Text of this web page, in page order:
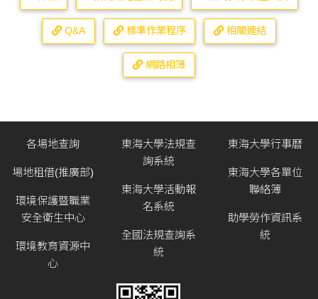
Q&A 標準作業程序 相關連結
網路相簿
各場地查詢
場地租借(推廣部)
環境保護暨職業
安全衛生中心
環境教育資源中
心
東海大學法規查
詢系統
東海大學活動報
名系統
全國法規查詢系
統
東海大學行事曆
東海大學各單位
聯絡簿
助學勞作資訊系
統